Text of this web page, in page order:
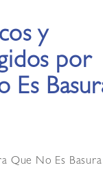
y
por
Es
Que No Es